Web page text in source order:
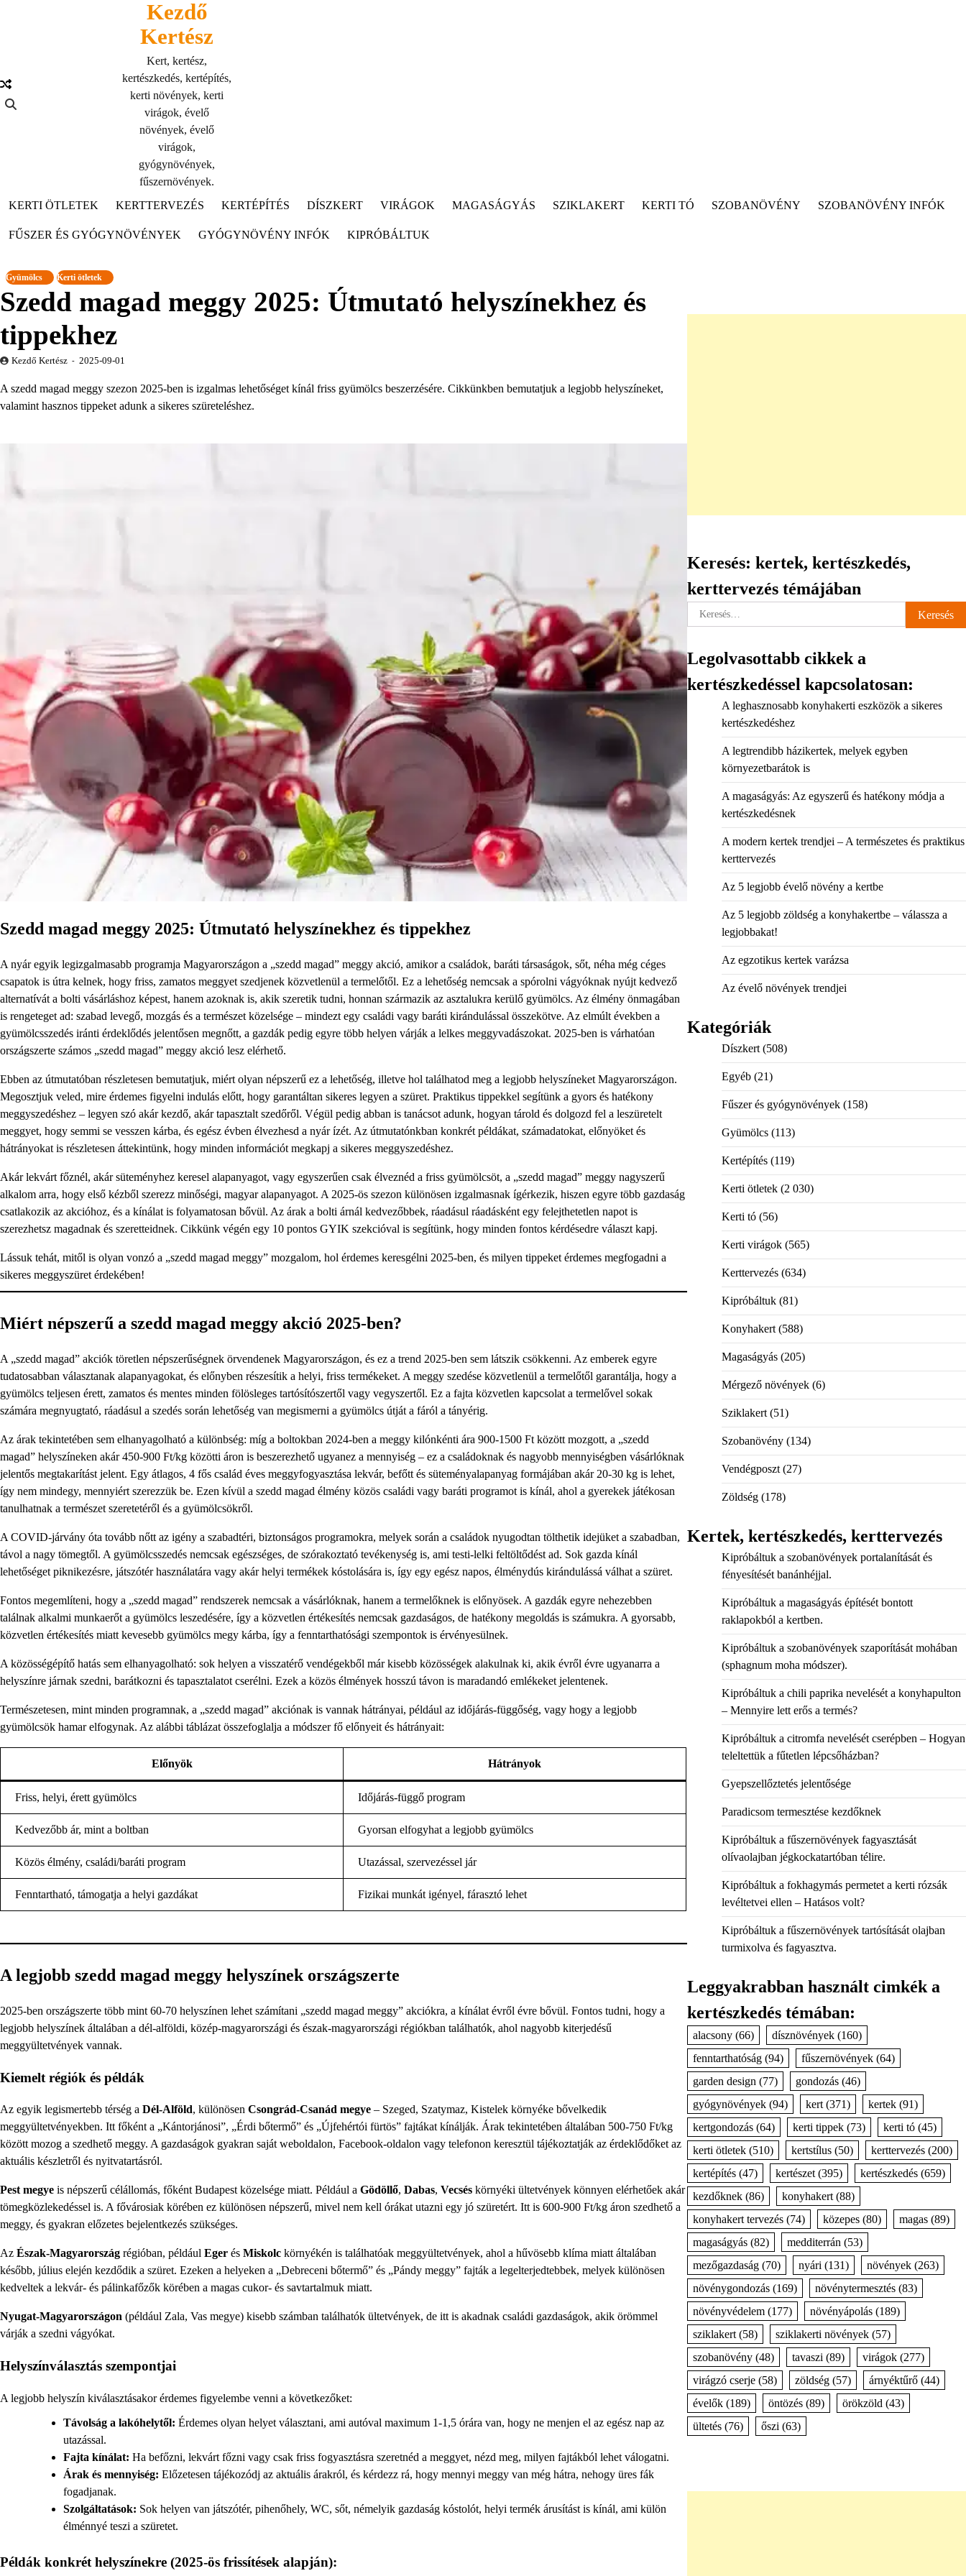
Kezdő
Kertész
Kert, kertész,
kertészkedés, kertépítés,
kerti növények, kerti
virágok, évelő
növények, évelő
virágok,
gyógynövények,
fűszernövények.
KERTI ÖTLETEK
KERTTERVEZÉS KERTÉPÍTÉS DÍSZKERT VIRÁGOK MAGASÁGYÁS SZIKLAKERT KERTI TÓ SZOBANÖVÉNY SZOBANÖVÉNY INFÓK
FŰSZER ÉS GYÓGYNÖVÉNYEK GYÓGYNÖVÉNY INFÓK KIPRÓBÁLTUK
Gyümölcs Kerti ötletek
Szedd magad meggy 2025: Útmutató helyszínekhez és
tippekhez
Kezdő Kertész 2025-09-01
A szedd magad meggy szezon 2025-ben is izgalmas lehetőséget kínál friss gyümölcs beszerzésére. Cikkünkben bemutatjuk a legjobb helyszíneket,
valamint hasznos tippeket adunk a sikeres szüreteléshez.
Szedd magad meggy 2025: Útmutató helyszínekhez és tippekhez
A nyár egyik legizgalmasabb programja Magyarországon a „szedd magad” meggy akció, amikor a családok, baráti társaságok, sőt, néha még céges
csapatok is útra kelnek, hogy friss, zamatos meggyet szedjenek közvetlenül a termelőtől. Ez a lehetőség nemcsak a spórolni vágyóknak nyújt kedvező
alternatívát a bolti vásárláshoz képest, hanem azoknak is, akik szeretik tudni, honnan származik az asztalukra kerülő gyümölcs. Az élmény önmagában
is rengeteget ad: szabad levegő, mozgás és a természet közelsége – mindezt egy családi vagy baráti kirándulással összekötve. Az elmúlt években a
gyümölcsszedés iránti érdeklődés jelentősen megnőtt, a gazdák pedig egyre több helyen várják a lelkes meggyvadászokat. 2025-ben is várhatóan
országszerte számos „szedd magad” meggy akció lesz elérhető.
Ebben az útmutatóban részletesen bemutatjuk, miért olyan népszerű ez a lehetőség, illetve hol találhatod meg a legjobb helyszíneket Magyarországon.
Megosztjuk veled, mire érdemes figyelni indulás előtt, hogy garantáltan sikeres legyen a szüret. Praktikus tippekkel segítünk a gyors és hatékony
meggyszedéshez – legyen szó akár kezdő, akár tapasztalt szedőről. Végül pedig abban is tanácsot adunk, hogyan tárold és dolgozd fel a leszüretelt
meggyet, hogy semmi se vesszen kárba, és egész évben élvezhesd a nyár ízét. Az útmutatónkban konkrét példákat, számadatokat, előnyöket és
hátrányokat is részletesen áttekintünk, hogy minden információt megkapj a sikeres meggyszedéshez.
Akár lekvárt főznél, akár süteményhez keresel alapanyagot, vagy egyszerűen csak élveznéd a friss gyümölcsöt, a „szedd magad” meggy nagyszerű
alkalom arra, hogy első kézből szerezz minőségi, magyar alapanyagot. A 2025-ös szezon különösen izgalmasnak ígérkezik, hiszen egyre több gazdaság
csatlakozik az akcióhoz, és a kínálat is folyamatosan bővül. Az árak a bolti árnál kedvezőbbek, ráadásul ráadásként egy felejthetetlen napot is
szerezhetsz magadnak és szeretteidnek. Cikkünk végén egy 10 pontos GYIK szekcióval is segítünk, hogy minden fontos kérdésedre választ kapj.
Lássuk tehát, mitől is olyan vonzó a „szedd magad meggy” mozgalom, hol érdemes keresgélni 2025-ben, és milyen tippeket érdemes megfogadni a
sikeres meggyszüret érdekében!
Miért népszerű a szedd magad meggy akció 2025-ben?
A „szedd magad” akciók töretlen népszerűségnek örvendenek Magyarországon, és ez a trend 2025-ben sem látszik csökkenni. Az emberek egyre
tudatosabban választanak alapanyagokat, és előnyben részesítik a helyi, friss termékeket. A meggy szedése közvetlenül a termelőtől garantálja, hogy a
gyümölcs teljesen érett, zamatos és mentes minden fölösleges tartósítószertől vagy vegyszertől. Ez a fajta közvetlen kapcsolat a termelővel sokak
számára megnyugtató, ráadásul a szedés során lehetőség van megismerni a gyümölcs útját a fáról a tányérig.
Az árak tekintetében sem elhanyagolható a különbség: míg a boltokban 2024-ben a meggy kilónkénti ára 900-1500 Ft között mozgott, a „szedd
magad” helyszíneken akár 450-900 Ft/kg közötti áron is beszerezhető ugyanez a mennyiség – ez a családoknak és nagyobb mennyiségben vásárlóknak
jelentős megtakarítást jelent. Egy átlagos, 4 fős család éves meggyfogyasztása lekvár, befőtt és süteményalapanyag formájában akár 20-30 kg is lehet,
így nem mindegy, mennyiért szerezzük be. Ezen kívül a szedd magad élmény közös családi vagy baráti programot is kínál, ahol a gyerekek játékosan
tanulhatnak a természet szeretetéről és a gyümölcsökről.
A COVID-járvány óta tovább nőtt az igény a szabadtéri, biztonságos programokra, melyek során a családok nyugodtan tölthetik idejüket a szabadban,
távol a nagy tömegtől. A gyümölcsszedés nemcsak egészséges, de szórakoztató tevékenység is, ami testi-lelki feltöltődést ad. Sok gazda kínál
lehetőséget piknikezésre, játszótér használatára vagy akár helyi termékek kóstolására is, így egy egész napos, élménydús kirándulássá válhat a szüret.
Fontos megemlíteni, hogy a „szedd magad” rendszerek nemcsak a vásárlóknak, hanem a termelőknek is előnyösek. A gazdák egyre nehezebben
találnak alkalmi munkaerőt a gyümölcs leszedésére, így a közvetlen értékesítés nemcsak gazdaságos, de hatékony megoldás is számukra. A gyorsabb,
közvetlen értékesítés miatt kevesebb gyümölcs megy kárba, így a fenntarthatósági szempontok is érvényesülnek.
A közösségépítő hatás sem elhanyagolható: sok helyen a visszatérő vendégekből már kisebb közösségek alakulnak ki, akik évről évre ugyanarra a
helyszínre járnak szedni, barátkozni és tapasztalatot cserélni. Ezek a közös élmények hosszú távon is maradandó emlékeket jelentenek.
Természetesen, mint minden programnak, a „szedd magad” akciónak is vannak hátrányai, például az időjárás-függőség, vagy hogy a legjobb
gyümölcsök hamar elfogynak. Az alábbi táblázat összefoglalja a módszer fő előnyeit és hátrányait:
Előnyök Hátrányok
Friss, helyi, érett gyümölcs Időjárás-függő program
Kedvezőbb ár, mint a boltban Gyorsan elfogyhat a legjobb gyümölcs
Közös élmény, családi/baráti program Utazással, szervezéssel jár
Fenntartható, támogatja a helyi gazdákat Fizikai munkát igényel, fárasztó lehet
A legjobb szedd magad meggy helyszínek országszerte
2025-ben országszerte több mint 60-70 helyszínen lehet számítani „szedd magad meggy” akciókra, a kínálat évről évre bővül. Fontos tudni, hogy a
legjobb helyszínek általában a dél-alföldi, közép-magyarországi és észak-magyarországi régiókban találhatók, ahol nagyobb kiterjedésű
meggyültetvények vannak.
Kiemelt régiók és példák
Az egyik legismertebb térség a Dél-Alföld, különösen Csongrád-Csanád megye – Szeged, Szatymaz, Kistelek környéke bővelkedik
meggyültetvényekben. Itt főként a „Kántorjánosi”, „Érdi bőtermő” és „Újfehértói fürtös” fajtákat kínálják. Árak tekintetében általában 500-750 Ft/kg
között mozog a szedhető meggy. A gazdaságok gyakran saját weboldalon, Facebook-oldalon vagy telefonon keresztül tájékoztatják az érdeklődőket az
aktuális készletről és nyitvatartásról.
Pest megye is népszerű célállomás, főként Budapest közelsége miatt. Például a Gödöllő, Dabas, Vecsés környéki ültetvények könnyen elérhetőek akár
tömegközlekedéssel is. A fővárosiak körében ez különösen népszerű, mivel nem kell órákat utazni egy jó szüretért. Itt is 600-900 Ft/kg áron szedhető a
meggy, és gyakran előzetes bejelentkezés szükséges.
Az Észak-Magyarország régióban, például Eger és Miskolc környékén is találhatóak meggyültetvények, ahol a hűvösebb klíma miatt általában
később, július elején kezdődik a szüret. Ezeken a helyeken a „Debreceni bőtermő” és „Pándy meggy” fajták a legelterjedtebbek, melyek különösen
kedveltek a lekvár- és pálinkafőzők körében a magas cukor- és savtartalmuk miatt.
Nyugat-Magyarországon (például Zala, Vas megye) kisebb számban találhatók ültetvények, de itt is akadnak családi gazdaságok, akik örömmel
várják a szedni vágyókat.
Helyszínválasztás szempontjai
A legjobb helyszín kiválasztásakor érdemes figyelembe venni a következőket:
Távolság a lakóhelytől: Érdemes olyan helyet választani, ami autóval maximum 1-1,5 órára van, hogy ne menjen el az egész nap az
utazással.
Fajta kínálat: Ha befőzni, lekvárt főzni vagy csak friss fogyasztásra szeretnéd a meggyet, nézd meg, milyen fajtákból lehet válogatni.
Árak és mennyiség: Előzetesen tájékozódj az aktuális árakról, és kérdezz rá, hogy mennyi meggy van még hátra, nehogy üres fák
fogadjanak.
Szolgáltatások: Sok helyen van játszótér, pihenőhely, WC, sőt, némelyik gazdaság kóstolót, helyi termék árusítást is kínál, ami külön
élménnyé teszi a szüretet.
Példák konkrét helyszínekre (2025-ös frissítések alapján):
Keresés: kertek, kertészkedés,
kerttervezés témájában
Keresés:
Legolvasottabb cikkek a
kertészkedéssel kapcsolatosan:
A leghasznosabb konyhakerti eszközök a sikeres
kertészkedéshez
A legtrendibb házikertek, melyek egyben
környezetbarátok is
A magaságyás: Az egyszerű és hatékony módja a
kertészkedésnek
A modern kertek trendjei – A természetes és praktikus
kerttervezés
Az 5 legjobb évelő növény a kertbe
Az 5 legjobb zöldség a konyhakertbe – válassza a
legjobbakat!
Az egzotikus kertek varázsa
Az évelő növények trendjei
Kategóriák
Díszkert(508)
Egyéb(21)
Fűszer és gyógynövények(158)
Gyümölcs(113)
Kertépítés(119)
Kerti ötletek(2 030)
Kerti tó(56)
Kerti virágok(565)
Kerttervezés(634)
Kipróbáltuk(81)
Konyhakert(588)
Magaságyás(205)
Mérgező növények(6)
Sziklakert(51)
Szobanövény(134)
Vendégposzt(27)
Zöldség(178)
Kertek, kertészkedés, kerttervezés
Kipróbáltuk a szobanövények portalanítását és
fényesítését banánhéjjal.
Kipróbáltuk a magaságyás építését bontott
raklapokból a kertben.
Kipróbáltuk a szobanövények szaporítását mohában
(sphagnum moha módszer).
Kipróbáltuk a chili paprika nevelését a konyhapulton
– Mennyire lett erős a termés?
Kipróbáltuk a citromfa nevelését cserépben – Hogyan
teleltettük a fűtetlen lépcsőházban?
Gyepszellőztetés jelentősége
Paradicsom termesztése kezdőknek
Kipróbáltuk a fűszernövények fagyasztását
olívaolajban jégkockatartóban télire.
Kipróbáltuk a fokhagymás permetet a kerti rózsák
levéltetvei ellen – Hatásos volt?
Kipróbáltuk a fűszernövények tartósítását olajban
turmixolva és fagyasztva.
Leggyakrabban használt cimkék a
kertészkedés témában:
alacsony(66) dísznövények(160)
fenntarthatóság(94) fűszernövények(64)
garden design (77) gondozás(46)
gyógynövények(94) kert(371) kertek(91)
kertgondozás(64) kerti tippek(73) kerti tó(45)
kerti ötletek(510) kertstílus(50) kerttervezés(200)
kertépítés(47) kertészet(395) kertészkedés(659)
kezdőknek(86) konyhakert(88)
konyhakert tervezés(74) közepes(80) magas(89)
magaságyás(82) medditerrán (53)
mezőgazdaság(70) nyári (131) növények(263)
növénygondozás(169) növénytermesztés(83)
növényvédelem(177) növényápolás(189)
sziklakert(58) sziklakerti növények(57)
szobanövény(48) tavaszi (89) virágok(277)
virágzó cserje(58) zöldség(57) árnyéktűrő(44)
évelők(189) öntözés(89) örökzöld (43)
ültetés(76) őszi (63)